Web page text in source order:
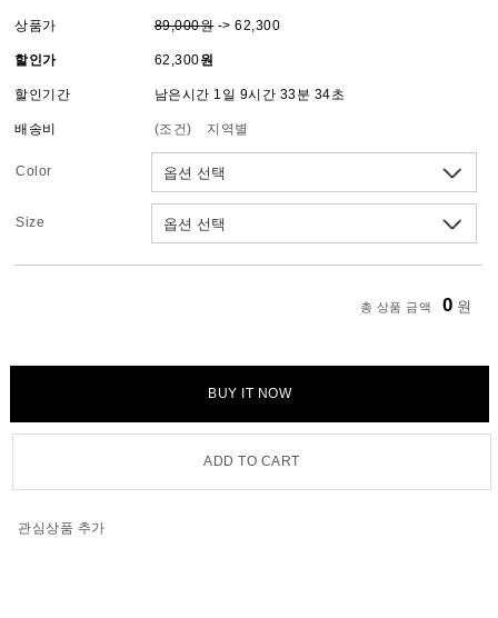
상품가 89,000원-> 62,300
할인가 62,300원
할인기간 남은시간 1일 9시간 33분 34초
배송비 (조건) 지역별
Color
Size
총 상품 금액 0 원
BUY IT NOW
ADD TO CART
관심상품 추가